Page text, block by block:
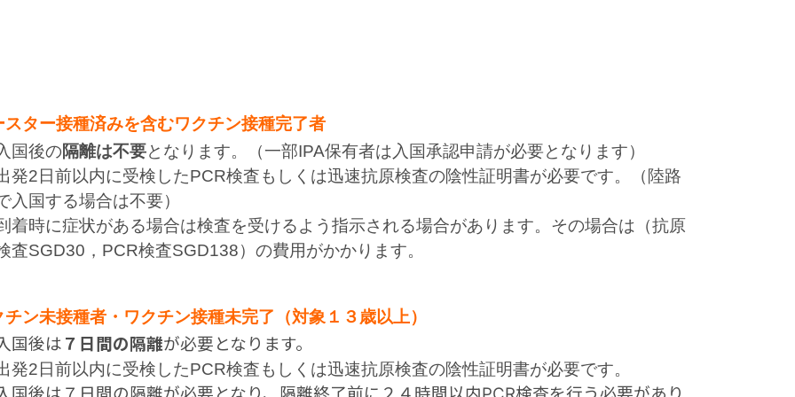
スター接種済みを含むワクチン接種完了者
国後の隔離は不要となります。（一部IPA保有者は入国承認申請が必要となります）
発2日前以内に受検したPCR検査もしくは迅速抗原検査の陰性証明書が必要です。（陸路
入国する場合は不要）
着時に症状がある場合は検査を受けるよう指示される場合があります。その場合は（抗原
査SGD30，PCR検査SGD138）の費用がかかります。
チン未接種者・ワクチン接種未完了（対象１３歳以上）
国後は ７日間の隔離が必要となります。
発2日前以内に受検したPCR検査もしくは迅速抗原検査の陰性証明書が必要です。